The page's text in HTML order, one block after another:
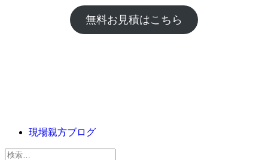
無料お見積はこちら
現場親方ブログ
検